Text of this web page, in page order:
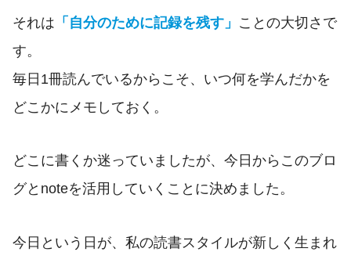
それは 「自分のために記録を残す」 ことの大切さで
す。
毎日1冊読んでいるからこそ、いつ何を学んだかを
どこかにメモしておく。
どこに書くか迷っていましたが、今日からこのブロ
グとnoteを活用していくことに決めました。
今日という日が、私の読書スタイルが新しく生まれ